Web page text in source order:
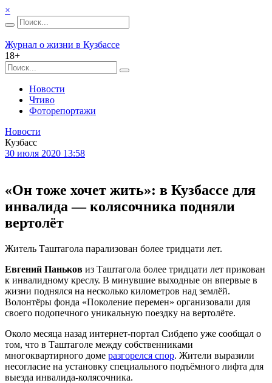
×
Журнал о жизни в Кузбассе
18+
Новости
Чтиво
Фоторепортажи
Новости
Кузбасс
30 июля 2020 13:58
«Он тоже хочет жить»: в Кузбассе для
инвалида — колясочника подняли
вертолёт
Житель Таштагола парализован более тридцати лет.
Евгений Паньков из Таштагола более тридцати лет прикован
к инвалидному креслу. В минувшие выходные он впервые в
жизни поднялся на несколько километров над землёй.
Волонтёры фонда «Поколение перемен» организовали для
своего подопечного уникальную поездку на вертолёте.
Около месяца назад интернет-портал Сибдепо уже сообщал о
том, что в Таштаголе между собственниками
многоквартирного доме разгорелся спор. Жители выразили
несогласие на установку специального подъёмного лифта для
выезда инвалида-колясочника.